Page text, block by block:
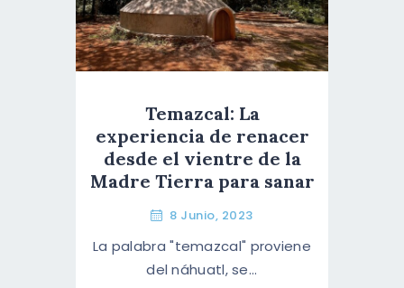
Temazcal: La
experiencia de renacer
desde el vientre de la
Madre Tierra para sanar
8 Junio, 2023
La palabra "temazcal" proviene
del náhuatl, se...